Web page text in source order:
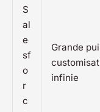
S
al
e
sf
o
r
c
Grande
infinie